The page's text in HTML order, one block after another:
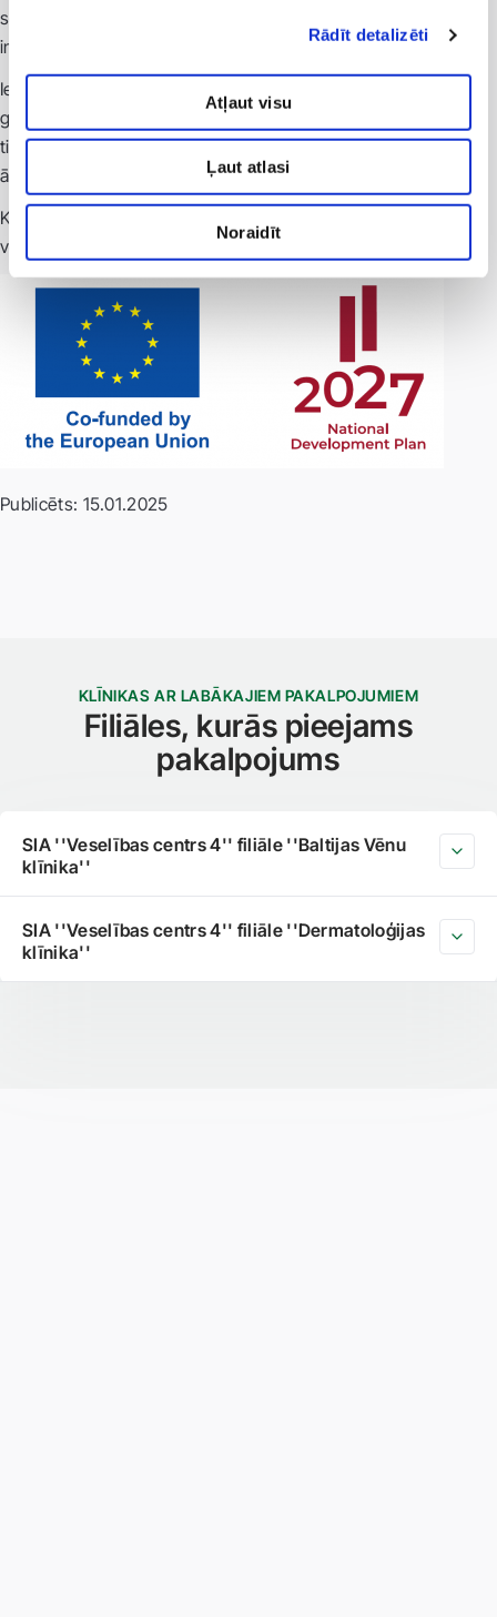
Rādīt detalizēti
Atļaut visu
Ļaut atlasi
Noraidīt
serviss, kurā visnozīmīgākā loma ir personālam, kā arī telpas,
informācijas materiāli u.c.
Iegūtais sertifikāts kādā no šiem līmeņiem kalpo kā kvalitātes
garantija turpmākam darbam ar ārvalstu medicīnas tūrisma
tirgiem un kā kvalitātes apliecinājums ārvalstu pacientiem
ārstniecības iestāžu izvēlē.
Kvalitātes paaugstināšanas aktivitātes norit projekta “Latvijas
veselības tūrisma klasteris” Nr. 3.2.1.1/16/A/010 ietvarā.
Publicēts: 15.01.2025
KLĪNIKAS AR LABĀKAJIEM PAKALPOJUMIEM
Filiāles, kurās pieejams
pakalpojums
SIA ''Veselības centrs 4'' filiāle ''Baltijas Vēnu
klīnika''
SIA ''Veselības centrs 4'' filiāle ''Dermatoloģijas
klīnika''